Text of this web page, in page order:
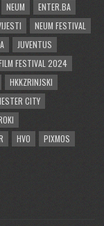
NEUM
ENTER.BA
NEUM FESTIVAL
JUVENTUS
FESTIVAL 2024
HKKZRINJSKI
CITY
HVO
PIXMOS